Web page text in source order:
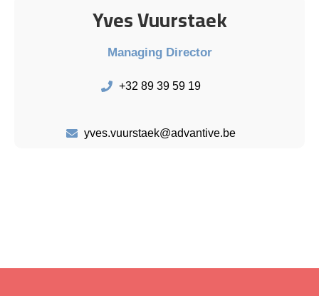
Yves Vuurstaek
Managing Director
+32 89 39 59 19
yves.vuurstaek@advantive.be